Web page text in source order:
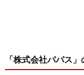
「株式会社パパス」